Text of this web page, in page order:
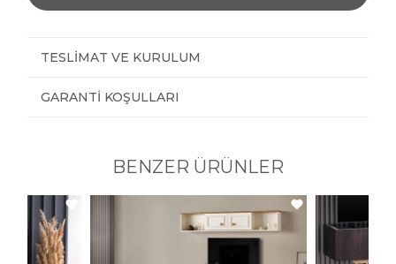
TESLIMAT VE KURULUM
GARANTI KOŞULLARI
BENZER ÜRÜNLER